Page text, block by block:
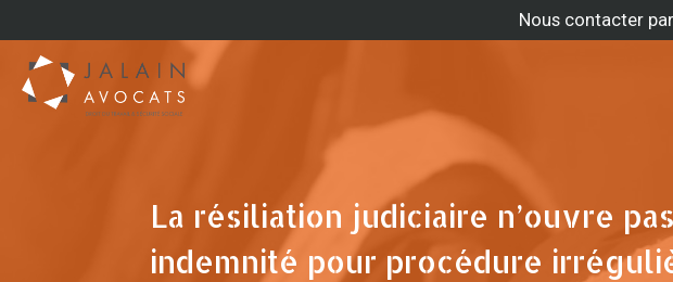
Nous contacter
La résiliation judiciaire n’ouvre
indemnité pour procédure